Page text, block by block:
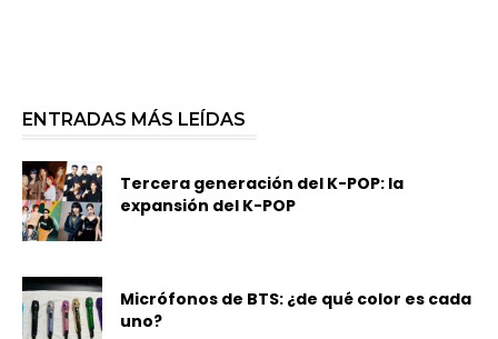
ENTRADAS MÁS LEÍDAS
Tercera generación del K-POP: la
expansión del K-POP
Micrófonos de BTS: ¿de qué color es cada
uno?